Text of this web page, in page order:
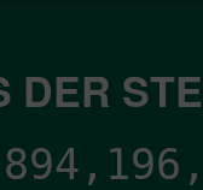
DER